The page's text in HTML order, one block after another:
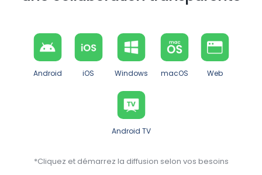
Android iOS Windows macOS Web
Android TV
*Cliquez et démarrez la diffusion selon vos besoins